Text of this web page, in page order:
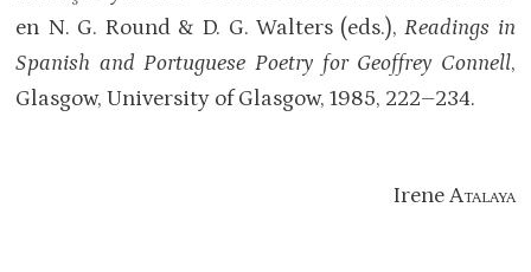
en N. G. Round & D. G. Walters (eds.), Readings in
Spanish and Portuguese Poetry for Geoffrey Connell,
Glasgow, University of Glasgow, 1985, 222–234.
IreneAtalaya